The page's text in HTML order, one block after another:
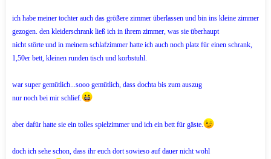
ich habe meiner tochter auch das größere zimmer überlassen und bin ins kleine zimmer
gezogen. den kleiderschrank ließ ich in ihrem zimmer, was sie überhaupt
nicht störte und in meinem schlafzimmer hatte ich auch noch platz für einen schrank,
1,50er bett, kleinen runden tisch und korbstuhl.
war super gemütlich...sooo gemütlich, dass dochta bis zum auszug
nur noch bei mir schlief.
aber dafür hatte sie ein tolles spielzimmer und ich ein bett für gäste.
doch ich sehe schon, dass ihr euch dort sowieso auf dauer nicht wohl